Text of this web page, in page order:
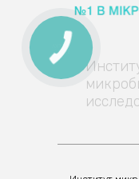
КНОПКА
ЗВ'ЯЗКУ